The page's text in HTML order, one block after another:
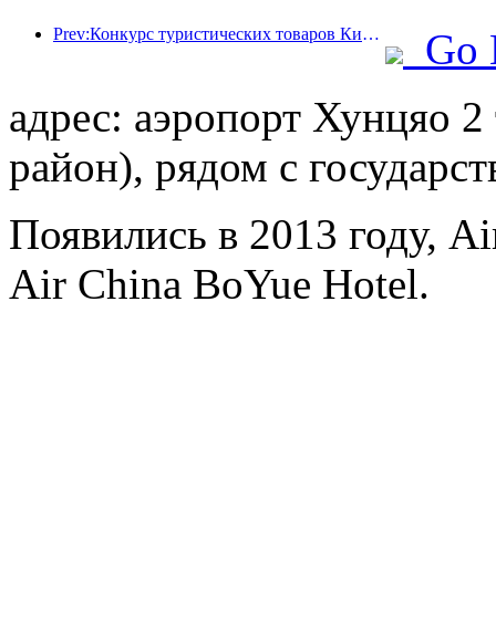
Prev:Конкурс туристических товаров Китая успешно прошел в Сянтане (провинция Хунань).
Go
адрес: аэропорт Хунцяо
район), рядом с
Появились в 2013 году,
Air China BoYue Hotel.